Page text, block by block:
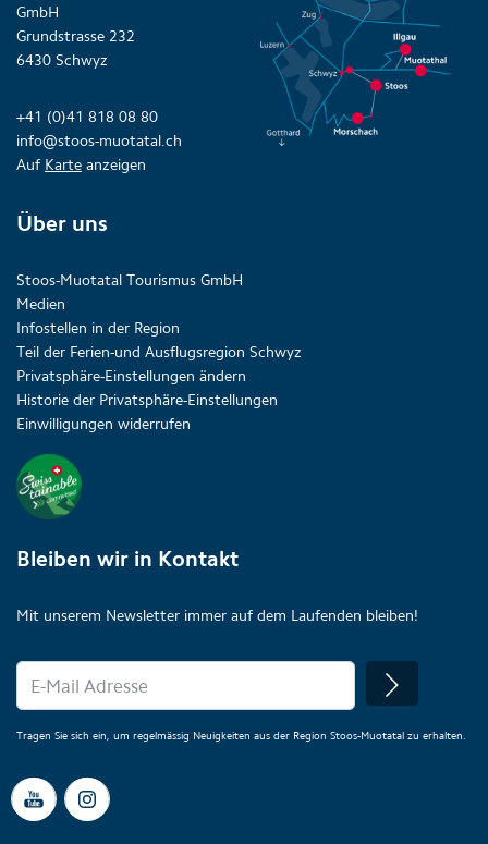
GmbH
Grundstrasse 232
6430 Schwyz
+41 (0)41 818 08 80
info@stoos-muotatal.ch
Auf Karte anzeigen
Über uns
Stoos-Muotatal Tourismus GmbH
Medien
Infostellen in der Region
Teil der Ferien-und Ausflugsregion Schwyz
Privatsphäre-Einstellungen ändern
Historie der Privatsphäre-Einstellungen
Einwilligungen widerrufen
Bleiben wir in Kontakt
Mit unserem Newsletter immer auf dem Laufenden bleiben!
Tragen Sie sich ein, um regelmässig Neuigkeiten aus der Region Stoos-Muotatal zu erhalten.